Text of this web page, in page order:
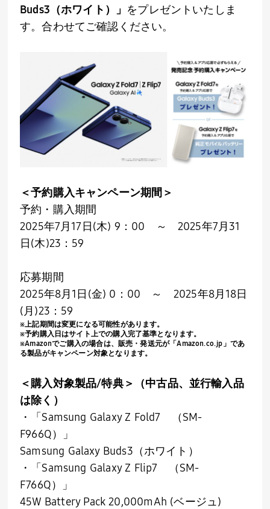
Buds3 （ホワイト）」 をプレゼントいたしま
す。合わせてご確認ください。
＜予約購入キャンペーン期間＞
予約・購入期間
2025年7月17日(木) 9 ： 00 ～ 2025年7月 31
日(木)23 ： 59
応募期間
2025年8月1日 (金) 0 ： 00 ～ 2025年8月18日
(月 )23 ： 59
※上記期間は変更になる可能性があります。
※予約購入日はサイト上での購入完了基準となります。
※Amazonでご購入の場合は、販売・発送元が「Amazon.co.jp 」であ
る製品がキャンペーン対象となります。
＜購入対象製品/特典＞
（中古品、並行輸入品
は除く）
・「Samsung Galaxy Z Fold7 （SM-
F966Q）」
Samsung Galaxy Buds3（ホワイト）
・「Samsung Galaxy Z Flip7 （SM-
F766Q）」
45W Battery Pack 20,000mAh (ベージュ)